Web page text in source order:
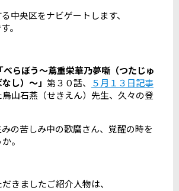
中央区をナビゲートします、
。
らぼう～蔦重栄華乃夢噺（つたじゅ
し）～」 第３０話、
５月１３日記事
山石燕（せきえん）先生、久々の登
の苦しみ中の歌麿さん、覚醒の時を
。
きましたご紹介人物は、